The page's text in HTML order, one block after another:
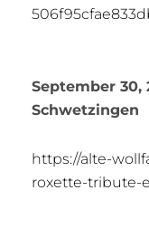
September 30,
Schwetzingen
https://alte-
roxette-tribute-